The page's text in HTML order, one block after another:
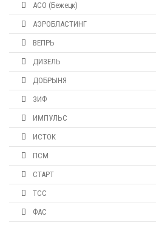
АСО (Бежецк)
АЭРОБЛАСТИНГ
ВЕПРЬ
ДИЗЕЛЬ
ДОБРЫНЯ
ЗИФ
ИМПУЛЬС
ИСТОК
ПСМ
СТАРТ
ТСС
ФАС